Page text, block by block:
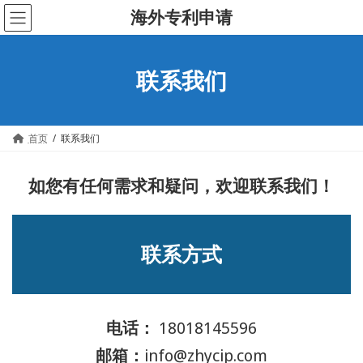
Skip
the
Skip
the
海外专利申请
联系我们
首页 联系我们
如您有任何需求和疑问，欢迎联系我们！
联系方式
电话： 18018145596
邮箱： info@zhycip.com